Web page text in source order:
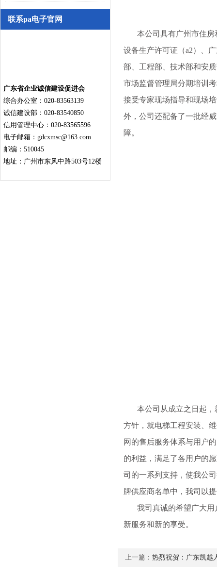
联系pa电子官网
广东省企业诚信建设促进会
综合办公室：020-83563139
诚信建设部：020-83540850
信用管理中心：020-83565596
电子邮箱： gdcxmsc@163.com
邮编：510045
地址：广州市东风中路503号12楼
本公司具有广州市住房
设备生产许可证（a2）、
部、工程部、技术部和安
市场监督管理局分期培训
接受专家现场指导和现场
外，公司还配备了一批经
障。
本公司从成立之日起，
方针，就电梯工程安装、
网的售后服务体系与用户
的利益，满足了各用户的
司的一系列支持，使我公
牌供应商名单中，我司以
我司真诚的希望广大用
新服务和新的享受。
上一篇： 热烈祝贺：广东凯越